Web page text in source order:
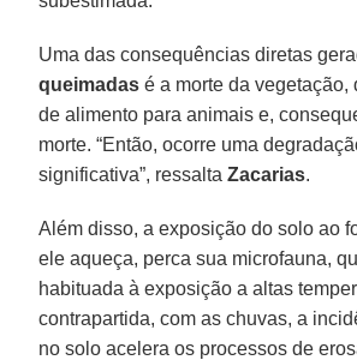
Uma das consequências diretas
queimadas é a morte da vegetação,
de alimento para animais e,
morte. “Então, ocorre uma
significativa”, ressaltaZacarias.
Além disso, a exposição do solo ao
ele aqueça, perca sua microfauna,
habituada à exposição a altas
contrapartida, com as chuvas, a
no solo acelera os processos de